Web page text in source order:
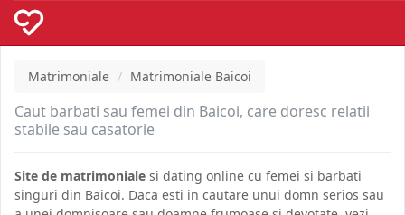
Matrimoniale Matrimoniale Baicoi
Caut barbati sau femei din Baicoi, care doresc relatii
stabile sau casatorie
Site de matrimoniale si dating online cu femei si barbati
singuri din Baicoi. Daca esti in cautare unui domn serios sau